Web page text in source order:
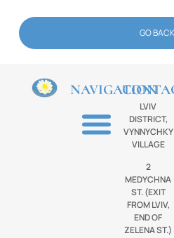
GO BACK
NAVIGATION
LVIV
DISTRICT,
VYNNYCHKY
VILLAGE
2
MEDYCHNA
ST. (EXIT
FROM LVIV,
END OF
ZELENA ST.)